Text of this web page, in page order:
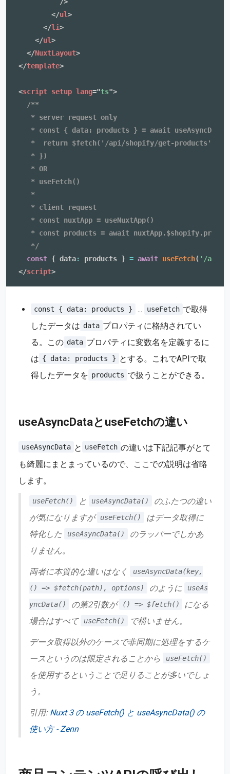
/>
</ul>
</li>
</ul>
</NuxtLayout>
</template>
<script setup lang="ts">
/**
   * server request only
* const { data: products } = await
   *  return $fetch('/api/shopify/get-products')
   * })
   * OR
   * useFetch()
   *
   * client request
   * const nuxtApp = useNuxtApp()
* const products = await
   */
const { data: products } = await useFetch( '/api/
</script>
const { data: products } ... useFetch で取得
したデータは data プロパティに格納されてい
る。この data プロパティに変数名を定義するに
は { data: products } とする。これでAPIで取
得したデータを products で扱うことができる。
useAsyncDataとuseFetchの違い
useAsyncData と useFetch の違いは下記記事がとて
も綺麗にまとまっているので、ここでの説明は省略
します。
useFetch() と useAsyncData()
のふたつの違い
が気になりますが useFetch()
はデータ取得に
特化した
useAsyncData()
のラッパーでしかあ
りません。
両者に本質的な違いはなく
useAsyncData(key,
() => $fetch(path), options)
のように
useAs
yncData()
の第2引数が () => $fetch()
になる
場合はすべて
useFetch() で構いません。
データ取得以外のケースで非同期に処理をするケ
ースというのは限定されることから
useFetch()
を使用するということで足りることが多いでしょ
う。
引用: Nuxt 3 の useFetch() と useAsyncData() の
使い方 - Zenn